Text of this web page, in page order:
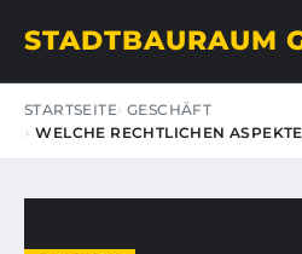
STADTBAURAUM
STARTSEITE GESCHÄFT
WELCHE RECHTLICHEN